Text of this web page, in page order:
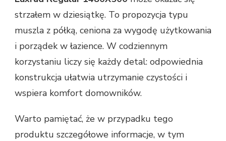
strzałem w dziesiątkę. To propozycja typu
muszla z półką, ceniona za wygodę użytkowania
i porządek w łazience. W codziennym
korzystaniu liczy się każdy detal: odpowiednia
konstrukcja ułatwia utrzymanie czystości i
wspiera komfort domowników.
Warto pamiętać, że w przypadku tego
produktu szczegółowe informacje, w tym